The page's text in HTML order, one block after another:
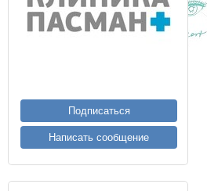
Подписаться
Написать сообщение